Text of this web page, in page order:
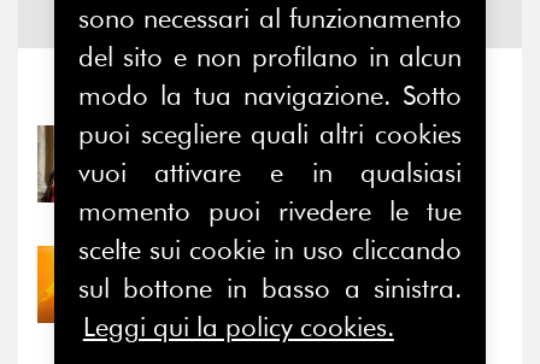
Notizie edEventi
Notizie-Eventi
31/07/2026
Prima della pausa estiva,
il valore di...
Nove anni dopo la
“grande cecità”: la...
sono necessari al funzionamento
del sito e non profilano in alcun
modo la tua navigazione. Sotto
puoi scegliere quali altri cookies
vuoi attivare e in qualsiasi
momento puoi rivedere le tue
scelte sui cookie in uso cliccando
sul bottone in basso a sinistra.
Leggi qui la policy cookies.